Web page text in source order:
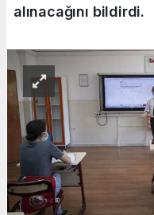
alınacağını bildirdi.